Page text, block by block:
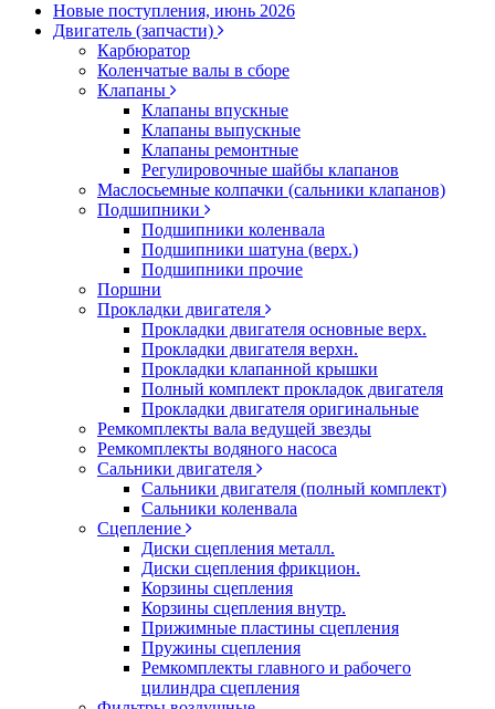
Новые поступления, июнь 2026
Двигатель (запчасти)
Карбюратор
Коленчатые валы в сборе
Клапаны
Клапаны впускные
Клапаны выпускные
Клапаны ремонтные
Регулировочные шайбы клапанов
Маслосьемные колпачки (сальники клапанов)
Подшипники
Подшипники коленвала
Подшипники шатуна (верх.)
Подшипники прочие
Поршни
Прокладки двигателя
Прокладки двигателя основные верх.
Прокладки двигателя верхн.
Прокладки клапанной крышки
Полный комплект прокладок двигателя
Прокладки двигателя оригинальные
Ремкомплекты вала ведущей звезды
Ремкомплекты водяного насоса
Сальники двигателя
Сальники двигателя (полный комплект)
Сальники коленвала
Сцепление
Диски сцепления металл.
Диски сцепления фрикцион.
Корзины сцепления
Корзины сцепления внутр.
Прижимные пластины сцепления
Пружины сцепления
Ремкомплекты главного и рабочего
цилиндра сцепления